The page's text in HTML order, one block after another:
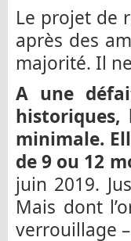
Le projet de
après des
majorité. Il
A une
minimale.
de 9 ou 12
juin 2019.
Mais dont
verrouillage